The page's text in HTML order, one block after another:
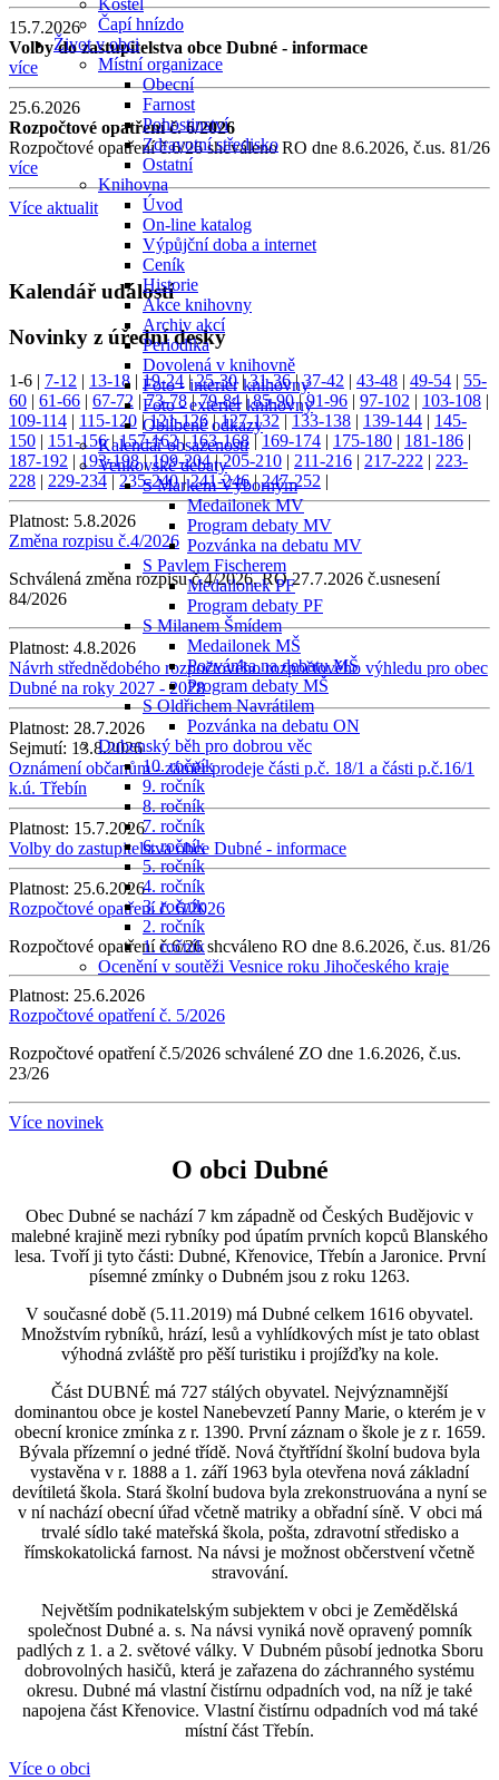
Kostel
Čapí hnízdo
Život v obci
Místní organizace
Obecní
Farnost
Pohostinství
Zdravotní středisko
Ostatní
Knihovna
Úvod
On-line katalog
Výpůjční doba a internet
Ceník
Historie
Akce knihovny
Archiv akcí
Periodika
Dovolená v knihovně
Foto - interiér knihovny
Foto - exteriér knihovny
Oblíbené odkazy
Kalendář obsazenosti
Venkovské debaty
S Markem Výborným
Medailonek MV
Program debaty MV
Pozvánka na debatu MV
S Pavlem Fischerem
Medailonek PF
Program debaty PF
S Milanem Šmídem
Medailonek MŠ
Pozvánka na debatu MŠ
Program debaty MŠ
S Oldřichem Navrátilem
Pozvánka na debatu ON
Dubenský běh pro dobrou věc
10. ročník
9. ročník
8. ročník
7. ročník
6. ročník
5. ročník
4. ročník
3. ročník
2. ročník
1. ročník
Ocenění v soutěži Vesnice roku Jihočeského kraje
15.7.2026
Volby do zastupitelstva obce Dubné - informace
více
25.6.2026
Rozpočtové opatření č. 6/2026
Rozpočtové opatření č.6/26 shcváleno RO dne 8.6.2026, č.us. 81/26
více
Více aktualit
Kalendář událostí
Novinky z úřední desky
1-6 | 7-12 | 13-18 | 19-24 |25-30|31-36|37-42 | 43-48 | 49-54 | 55-
60 | 61-66 | 67-72 |73-78|79-84|85-90|91-96 | 97-102 | 103-108 |
109-114 | 115-120 |121-126|127-132 | 133-138 | 139-144 | 145-
150 | 151-156|157-162|163-168 | 169-174 | 175-180 | 181-186 |
187-192 |193-198|199-204|205-210 | 211-216 | 217-222 | 223-
228 | 229-234 | 235-240|241-246|247-252 |
Platnost: 5.8.2026
Změna rozpisu č.4/2026
Schválená změna rozpisu č.4/2026, RO 27.7.2026 č.usnesení
84/2026
Platnost: 4.8.2026
Návrh střednědobého rozpočtového rozpočtového výhledu pro obec
Dubné na roky 2027 - 2028
Platnost: 28.7.2026
Sejmutí: 13.8.2026
Oznámení občanům - záměr prodeje části p.č. 18/1 a části p.č.16/1
k.ú. Třebín
Platnost: 15.7.2026
Volby do zastupitelstva obce Dubné - informace
Platnost: 25.6.2026
Rozpočtové opatření č. 6/2026
Rozpočtové opatření č.6/26 shcváleno RO dne 8.6.2026, č.us. 81/26
Platnost: 25.6.2026
Rozpočtové opatření č. 5/2026
Rozpočtové opatření č.5/2026 schválené ZO dne 1.6.2026, č.us.
23/26
Více novinek
O obci Dubné
Obec Dubné se nachází 7 km západně od Českých Budějovic v
malebné krajině mezi rybníky pod úpatím prvních kopců Blanského
lesa. Tvoří ji tyto části: Dubné, Křenovice, Třebín a Jaronice. První
písemné zmínky o Dubném jsou z roku 1263.
V současné době (5.11.2019) má Dubné celkem 1616 obyvatel.
Množstvím rybníků, hrází, lesů a vyhlídkových míst je tato oblast
výhodná zvláště pro pěší turistiku i projížďky na kole.
Část DUBNÉ má 727 stálých obyvatel. Nejvýznamnější
dominantou obce je kostel Nanebevzetí Panny Marie, o kterém je v
obecní kronice zmínka z r. 1390. První záznam o škole je z r. 1659.
Bývala přízemní o jedné třídě. Nová čtyřtřídní školní budova byla
vystavěna v r. 1888 a 1. září 1963 byla otevřena nová základní
devítiletá škola. Stará školní budova byla zrekonstruována a nyní se
v ní nachází obecní úřad včetně matriky a obřadní síně. V obci má
trvalé sídlo také mateřská škola, pošta, zdravotní středisko a
římskokatolická farnost. Na návsi je možnost občerstvení včetně
stravování.
Největším podnikatelským subjektem v obci je Zemědělská
společnost Dubné a. s. Na návsi vyniká nově opravený pomník
padlých z 1. a 2. světové války. V Dubném působí jednotka Sboru
dobrovolných hasičů, která je zařazena do záchranného systému
okresu. Dubné má vlastní čistírnu odpadních vod, na níž je také
napojena část Křenovice. Vlastní čistírnu odpadních vod má také
místní část Třebín.
Více o obci